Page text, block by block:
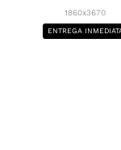
1860x3670
ENTREGA